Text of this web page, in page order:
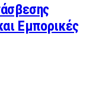
Εμπορικές